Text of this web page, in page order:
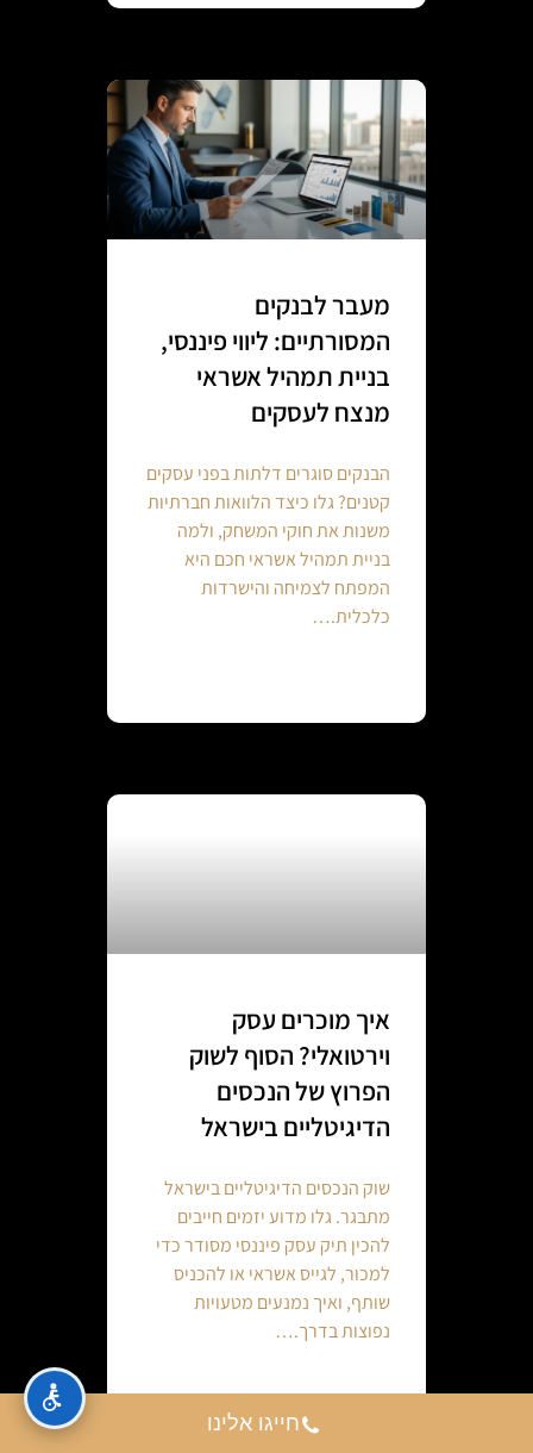
מעבר לבנקים
המסורתיים: ליווי פיננסי,
בניית תמהיל אשראי
מנצח לעסקים
הבנקים סוגרים דלתות בפני עסקים
קטנים? גלו כיצד הלוואות חברתיות
משנות את חוקי המשחק, ולמה
בניית תמהיל אשראי חכם היא
המפתח לצמיחה והישרדות
כלכלית.…
איך מוכרים עסק
וירטואלי? הסוף לשוק
הפרוץ של הנכסים
הדיגיטליים בישראל
שוק הנכסים הדיגיטליים בישראל
מתבגר. גלו מדוע יזמים חייבים
להכין תיק עסק פיננסי מסודר כדי
למכור, לגייס אשראי או להכניס
שותף, ואיך נמנעים מטעויות
נפוצות בדרך.…
Continue reading
חייגו אלינו